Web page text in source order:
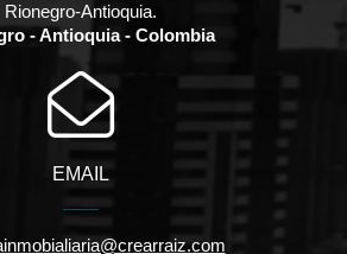
Rionegro-Antioquia.
- Antioquia - Colombia
EMAIL